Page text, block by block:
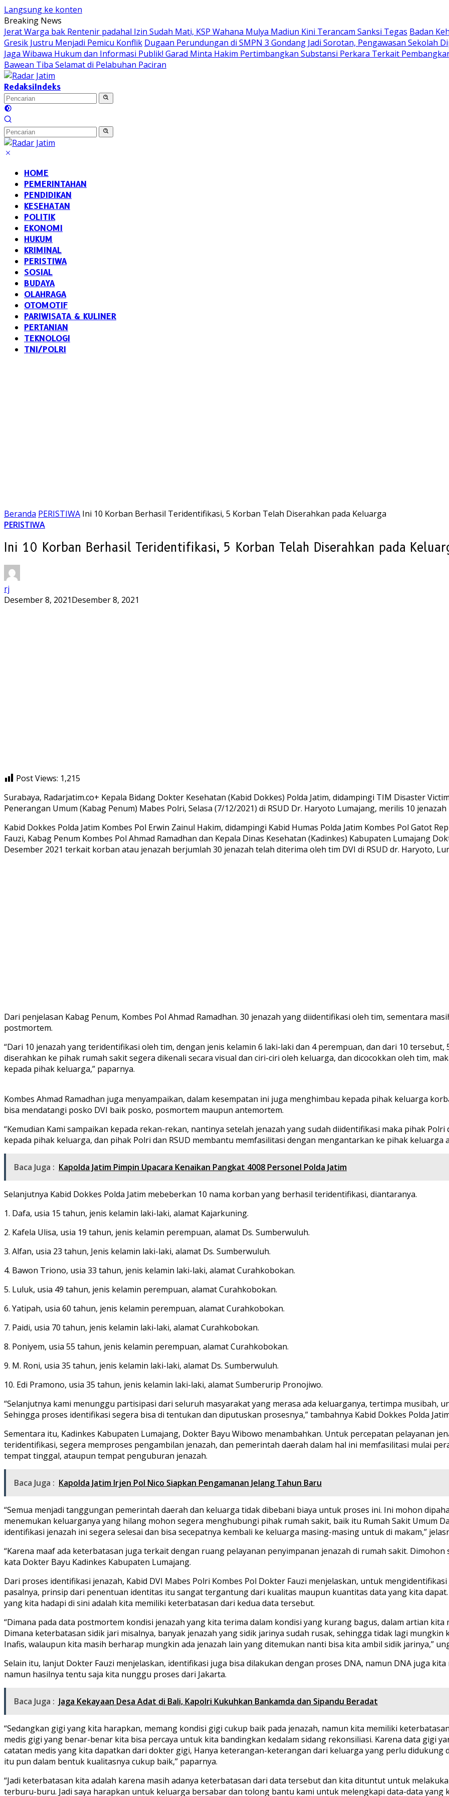
Langsung ke konten
Breaking News
Jerat Warga bak Rentenir padahal Izin Sudah Mati, KSP Wahana Mulya Madiun Kini Terancam Sanksi Tegas Badan
Gresik Justru Menjadi Pemicu Konflik Dugaan Perundungan di SMPN 3 Gondang Jadi Sorotan, Pengawasan Sekolah
Jaga Wibawa Hukum dan Informasi Publik! Garad Minta Hakim Pertimbangkan Substansi Perkara Terkait
Bawean Tiba Selamat di Pelabuhan Paciran
RedaksiIndeks
HOME
PEMERINTAHAN
PENDIDIKAN
KESEHATAN
POLITIK
EKONOMI
HUKUM
KRIMINAL
PERISTIWA
SOSIAL
BUDAYA
OLAHRAGA
OTOMOTIF
PARIWISATA & KULINER
PERTANIAN
TEKNOLOGI
TNI/POLRI
Beranda PERISTIWA Ini 10 Korban Berhasil Teridentifikasi, 5 Korban Telah Diserahkan pada Keluarga
PERISTIWA
Ini 10 Korban Berhasil Teridentifikasi, 5 Korban Telah Diserahkan pada
rj
Desember 8, 2021Desember 8, 2021
Post Views: 1,215
Surabaya, Radarjatim.co+ Kepala Bidang Dokter Kesehatan (Kabid Dokkes) Polda Jatim, didampingi TIM Disaster
Penerangan Umum (Kabag Penum) Mabes Polri, Selasa (7/12/2021) di RSUD Dr. Haryoto Lumajang, merilis 10
Kabid Dokkes Polda Jatim Kombes Pol Erwin Zainul Hakim, didampingi Kabid Humas Polda Jatim Kombes Pol Gatot
Fauzi, Kabag Penum Kombes Pol Ahmad Ramadhan dan Kepala Dinas Kesehatan (Kadinkes) Kabupaten Lumajang
Desember 2021 terkait korban atau jenazah berjumlah 30 jenazah telah diterima oleh tim DVI di RSUD dr. Haryoto,
Dari penjelasan Kabag Penum, Kombes Pol Ahmad Ramadhan. 30 jenazah yang diidentifikasi oleh tim, sementara
postmortem.
“Dari 10 jenazah yang teridentifikasi oleh tim, dengan jenis kelamin 6 laki-laki dan 4 perempuan, dan dari 10
diserahkan ke pihak rumah sakit segera dikenali secara visual dan ciri-ciri oleh keluarga, dan dicocokkan oleh tim,
kepada pihak keluarga,” paparnya.
Kombes Ahmad Ramadhan juga menyampaikan, dalam kesempatan ini juga menghimbau kepada pihak keluarga
bisa mendatangi posko DVI baik posko, posmortem maupun antemortem.
“Kemudian Kami sampaikan kepada rekan-rekan, nantinya setelah jenazah yang sudah diidentifikasi maka pihak
kepada pihak keluarga, dan pihak Polri dan RSUD membantu memfasilitasi dengan mengantarkan ke pihak keluarga
Baca Juga : Kapolda Jatim Pimpin Upacara Kenaikan Pangkat 4008 Personel Polda Jatim
Selanjutnya Kabid Dokkes Polda Jatim mebeberkan 10 nama korban yang berhasil teridentifikasi, diantaranya.
1. Dafa, usia 15 tahun, jenis kelamin laki-laki, alamat Kajarkuning.
2. Kafela Ulisa, usia 19 tahun, jenis kelamin perempuan, alamat Ds. Sumberwuluh.
3. Alfan, usia 23 tahun, Jenis kelamin laki-laki, alamat Ds. Sumberwuluh.
4. Bawon Triono, usia 33 tahun, jenis kelamin laki-laki, alamat Curahkobokan.
5. Luluk, usia 49 tahun, jenis kelamin perempuan, alamat Curahkobokan.
6. Yatipah, usia 60 tahun, jenis kelamin perempuan, alamat Curahkobokan.
7. Paidi, usia 70 tahun, jenis kelamin laki-laki, alamat Curahkobokan.
8. Poniyem, usia 55 tahun, jenis kelamin perempuan, alamat Curahkobokan.
9. M. Roni, usia 35 tahun, jenis kelamin laki-laki, alamat Ds. Sumberwuluh.
10. Edi Pramono, usia 35 tahun, jenis kelamin laki-laki, alamat Sumberurip Pronojiwo.
“Selanjutnya kami menunggu partisipasi dari seluruh masyarakat yang merasa ada keluarganya, tertimpa musibah,
Sehingga proses identifikasi segera bisa di tentukan dan diputuskan prosesnya,” tambahnya Kabid Dokkes Polda
Sementara itu, Kadinkes Kabupaten Lumajang, Dokter Bayu Wibowo menambahkan. Untuk percepatan pelayanan
teridentifikasi, segera memproses pengambilan jenazah, dan pemerintah daerah dalam hal ini memfasilitasi mulai
tempat tinggal, ataupun tempat penguburan jenazah.
Baca Juga : Kapolda Jatim Irjen Pol Nico Siapkan Pengamanan Jelang Tahun Baru
“Semua menjadi tanggungan pemerintah daerah dan keluarga tidak dibebani biaya untuk proses ini. Ini mohon
menemukan keluarganya yang hilang mohon segera menghubungi pihak rumah sakit, baik itu Rumah Sakit Umum
identifikasi jenazah ini segera selesai dan bisa secepatnya kembali ke keluarga masing-masing untuk di makam,”
“Karena maaf ada keterbatasan juga terkait dengan ruang pelayanan penyimpanan jenazah di rumah sakit.
kata Dokter Bayu Kadinkes Kabupaten Lumajang.
Dari proses identifikasi jenazah, Kabid DVI Mabes Polri Kombes Pol Dokter Fauzi menjelaskan, untuk
pasalnya, prinsip dari penentuan identitas itu sangat tergantung dari kualitas maupun kuantitas data yang kita
yang kita hadapi di sini adalah kita memiliki keterbatasan dari kedua data tersebut.
“Dimana pada data postmortem kondisi jenazah yang kita terima dalam kondisi yang kurang bagus, dalam artian
Dimana keterbatasan sidik jari misalnya, banyak jenazah yang sidik jarinya sudah rusak, sehingga tidak lagi
Inafis, walaupun kita masih berharap mungkin ada jenazah lain yang ditemukan nanti bisa kita ambil sidik jarinya,”
Selain itu, lanjut Dokter Fauzi menjelaskan, identifikasi juga bisa dilakukan dengan proses DNA, namun DNA juga
namun hasilnya tentu saja kita nunggu proses dari Jakarta.
Baca Juga : Jaga Kekayaan Desa Adat di Bali, Kapolri Kukuhkan Bankamda dan Sipandu Beradat
“Sedangkan gigi yang kita harapkan, memang kondisi gigi cukup baik pada jenazah, namun kita memiliki
medis gigi yang benar-benar kita bisa percaya untuk kita bandingkan kedalam sidang rekonsiliasi. Karena data gigi
catatan medis yang kita dapatkan dari dokter gigi, Hanya keterangan-keterangan dari keluarga yang perlu
itu pun dalam bentuk kualitasnya cukup baik,” paparnya.
“Jadi keterbatasan kita adalah karena masih adanya keterbatasan dari data tersebut dan kita dituntut untuk
terburu-buru. Jadi saya harapkan untuk keluarga bersabar dan tolong bantu kami untuk melengkapi data-data yang